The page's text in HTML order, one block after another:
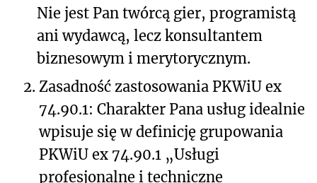
Nie jest Pan twórcą gier, programistą
ani wydawcą, lecz konsultantem
biznesowym i merytorycznym.
2. Zasadność zastosowania PKWiU ex
74.90.1: Charakter Pana usług idealnie
wpisuje się w definicję grupowania
PKWiU ex 74.90.1 „Usługi
profesjonalne i techniczne